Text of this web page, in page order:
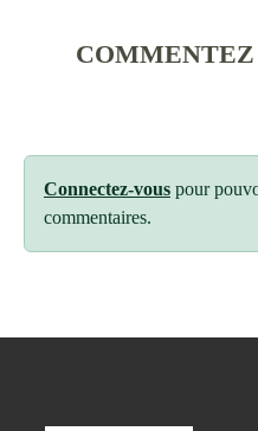
Connectez-vous pour
commentaires.